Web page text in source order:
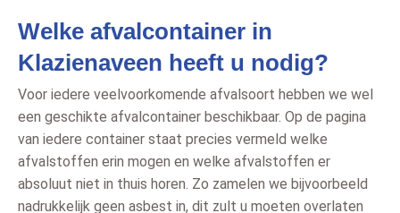
Welke afvalcontainer in
Klazienaveen heeft u nodig?
Voor iedere veelvoorkomende afvalsoort hebben we wel
een geschikte afvalcontainer beschikbaar. Op de pagina
van iedere container staat precies vermeld welke
afvalstoffen erin mogen en welke afvalstoffen er
absoluut niet in thuis horen. Zo zamelen we bijvoorbeeld
nadrukkelijk geen asbest in, dit zult u moeten overlaten